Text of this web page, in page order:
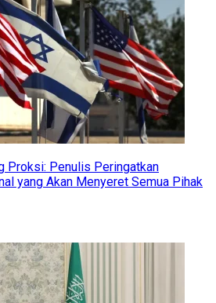
Proksi: Penulis Peringatkan
yang Akan Menyeret Semua Pihak